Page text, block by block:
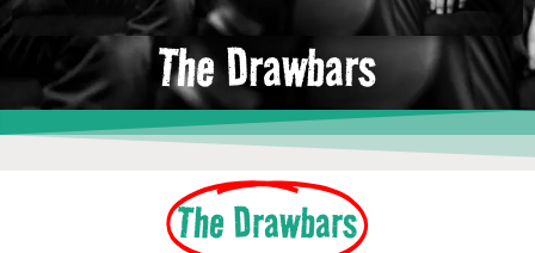
The Drawbars
The Drawbars